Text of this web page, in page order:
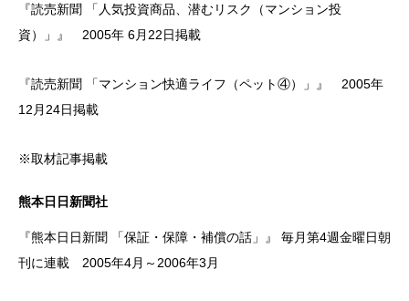
『読売新聞 「人気投資商品、潜むリスク（マンション投
資）」』 2005年 6月22日掲載
『読売新聞 「マンション快適ライフ（ペット④）」』 2005年
12月24日掲載
※取材記事掲載
熊本日日新聞社
『熊本日日新聞 「保証・保障・補償の話」』 毎月第4週金曜日朝
刊に連載 2005年4月～2006年3月